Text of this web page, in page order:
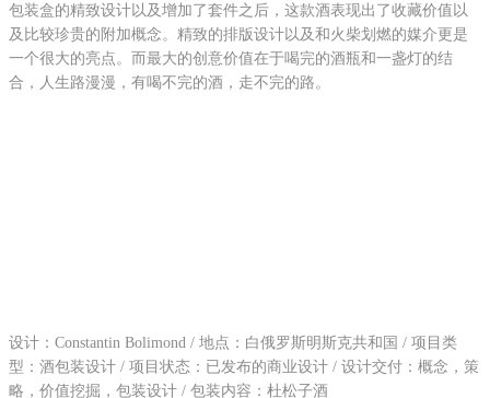
包装盒的精致设计以及增加了套件之后，这款酒表现出了收藏价值以
及比较珍贵的附加概念。精致的排版设计以及和火柴划燃的媒介更是
一个很大的亮点。而最大的创意价值在于喝完的酒瓶和一盏灯的结
合，人生路漫漫，有喝不完的酒，走不完的路。
设计：Constantin Bolimond / 地点：白俄罗斯明斯克共和国 / 项目类
型：酒包装设计 / 项目状态：已发布的商业设计 / 设计交付：概念，策
略，价值挖掘，包装设计 / 包装内容：杜松子酒